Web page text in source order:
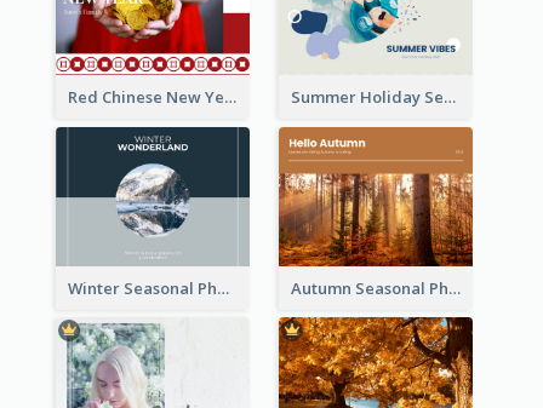
Red Chinese New Year Seasonal Photo Book Summer Holiday Seasonal Photo Book
Winter Seasonal Photo Book Autumn Seasonal Photo Book